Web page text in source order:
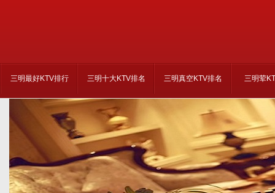
三明最好KTV排行 三明十大KTV排名 三明真空KTV排名 三明荤